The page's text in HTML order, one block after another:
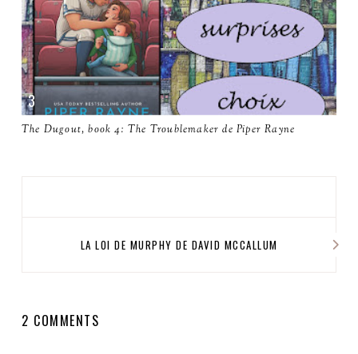
The Dugout, book 4: The Troublemaker de Piper Rayne
LA LOI DE MURPHY DE DAVID MCCALLUM
2 COMMENTS